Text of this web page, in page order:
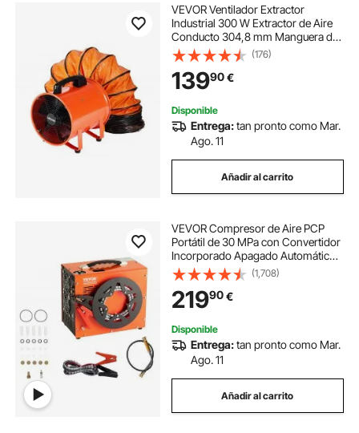
VEVOR Ventilador Extractor
Industrial 300 W Extractor de Aire
Conducto 304,8 mm Manguera de
Extracción 10 m Volumen de Aire de
4373 m3/h Extractor de Aire 2
Engranajes para Extracción de
Polvo y Humo
(176)
13990€
Disponible
Entrega:tan pronto como Mar.
Ago. 11
Añadir al carrito
VEVOR Compresor de Aire PCP
Portátil de 30 MPa con Convertidor
Incorporado Apagado Automático
CC 12V/CA 230V Bomba de Tanque
de Paintball sin Aceite para Pistola
de Aire, Tanque de Buceo
(1,708)
21990€
Disponible
Entrega:tan pronto como Mar.
Ago. 11
Añadir al carrito